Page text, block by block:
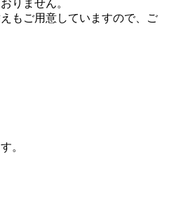
りません。
もご用意していますので、ご
。